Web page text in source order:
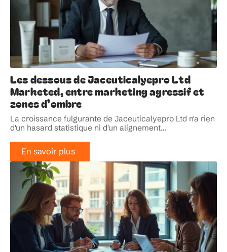
Les dessous de Jaceuticalyepro Ltd
Marketed, entre marketing agressif et
zones d’ombre
La croissance fulgurante de Jaceuticalyepro Ltd n'a rien
d'un hasard statistique ni d'un alignement…
En savoir plus